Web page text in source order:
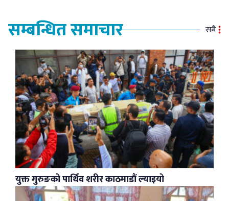
सम्बन्धित समाचार सबै
युक्त गुरुङको पार्थिव शरीर काठमाडौं ल्याइयो